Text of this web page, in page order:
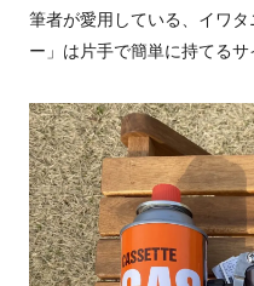
筆者が愛用している、イワ
ー」は片手で簡単に持てるサ